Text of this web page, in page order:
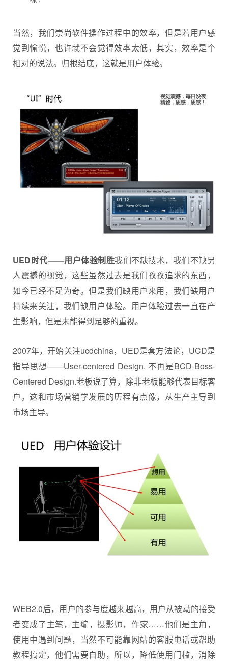
当然，我们崇尚软件操作过程中的效率，但是若用户感
觉到愉悦，也许就不会觉得效率太低，其实，效率是个
相对的说法。归根结底，这就是用户体验。
UED时代——用户体验制胜我们不缺技术，我们不缺另
人震撼的视觉，这些虽然过去是我们孜孜追求的东西，
如今已经不足为奇。但是我们缺用户来用，我们缺用户
持续来关注，我们缺用户体验。用户体验过去一直在产
生影响，但是未能得到足够的重视。
2007年，开始关注ucdchina，UED是套方法论，UCD是
指导思想——User-centered Design. 不再是BCD-Boss-
Centered Design.老板说了算，除非老板能够代表目标客
户。这和市场营销学发展的历程有点像，从生产主导到
市场主导。
WEB2.0后，用户的参与度越来越高，用户从被动的接受
者变成了主笔，主编，摄影师，作家……他们是主角，
使用中遇到问题，当然不可能靠网站的客服电话或帮助
教程搞定，他们需要自助，所以，降低使用门槛，消除